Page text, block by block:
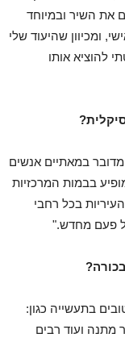
את השיר ובמיוחד
ומכיוון שהיעוד שלי
להוציא אותו
במאתיים אנשים
בבמות המרכזיות
בכל רחבי
פעם מחדש."
בתעשייה כגון:
מתנה ועוד רבים